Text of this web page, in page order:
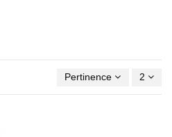
Pertinence 2